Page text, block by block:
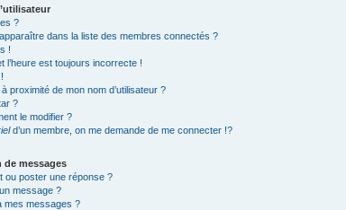
?
dans la liste des membres connectés ?
!
l’heure est toujours incorrecte !
proximité de mon nom d’utilisateur ?
?
le modifier ?
d’un membre, on me demande de me connecter !?
de messages
ou poster une réponse ?
message ?
mes messages ?